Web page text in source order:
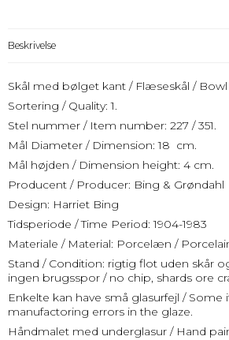
Beskrivelse
Skål med bølget kant / Flæseskål / Bowl
Sortering / Quality: 1.
Stel nummer / Item number: 227 / 351.
Mål Diameter / Dimension: 18 cm.
Mål højden / Dimension height: 4 cm.
Producent / Producer: Bing & Grøndahl
Design: Harriet Bing
Tidsperiode / Time Period: 1904-1983
Materiale / Material: Porcelæn /
Stand / Condition: rigtig flot uden skår
ingen brugsspor / no chip, shards ore
Enkelte kan have små glasurfejl / Some
manufactoring errors in the glaze.
Håndmalet med underglasur / Hand